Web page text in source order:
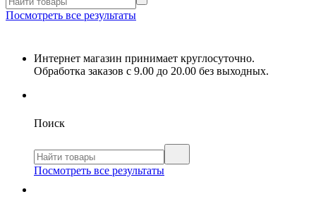
Посмотреть все результаты
Интернет магазин принимает круглосуточно.
Обработка заказов с 9.00 до 20.00 без выходных.
Поиск
Посмотреть все результаты